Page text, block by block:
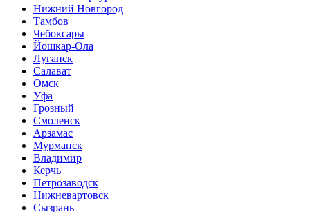
Нижний Новгород
Тамбов
Чебоксары
Йошкар-Ола
Луганск
Салават
Омск
Уфа
Грозный
Смоленск
Арзамас
Мурманск
Владимир
Керчь
Петрозаводск
Нижневартовск
Сызрань